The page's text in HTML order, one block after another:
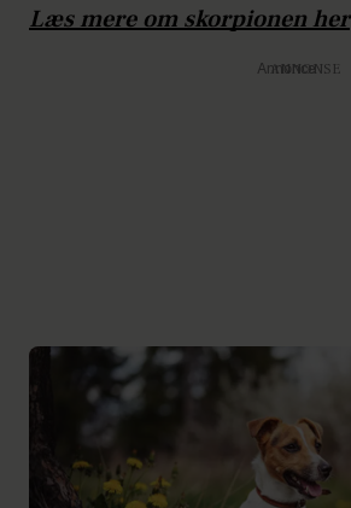
Læs mere om skorpionen her
Annonce